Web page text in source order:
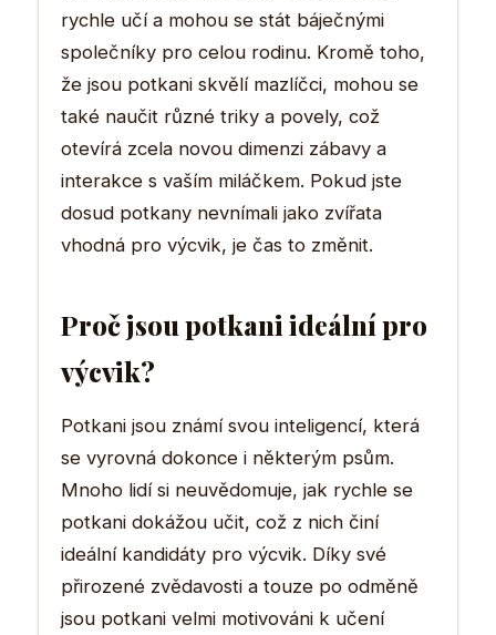
rychle učí a mohou se stát báječnými
společníky pro celou rodinu. Kromě toho,
že jsou potkani skvělí mazlíčci, mohou se
také naučit různé triky a povely, což
otevírá zcela novou dimenzi zábavy a
interakce s vaším miláčkem. Pokud jste
dosud potkany nevnímali jako zvířata
vhodná pro výcvik, je čas to změnit.
Proč jsou potkani ideální pro
výcvik?
Potkani jsou známí svou inteligencí, která
se vyrovná dokonce i některým psům.
Mnoho lidí si neuvědomuje, jak rychle se
potkani dokážou učit, což z nich činí
ideální kandidáty pro výcvik. Díky své
přirozené zvědavosti a touze po odměně
jsou potkani velmi motivováni k učení